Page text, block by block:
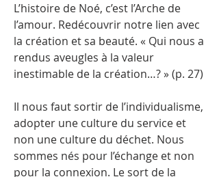
L’histoire de Noé, c’est l’Arche de
l’amour. Redécouvrir notre lien avec
la création et sa beauté. « Qui nous a
rendus aveugles à la valeur
inestimable de la création…? » (p. 27)
Il nous faut sortir de l’individualisme,
adopter une culture du service et
non une culture du déchet. Nous
sommes nés pour l’échange et non
pour la connexion. Le sort de la